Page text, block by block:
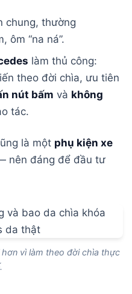
chung, thường
ôm “na ná”.
làm thủ công:
theo đời chìa, ưu tiên
nút bấm và không
tác.
là một phụ kiện xe
nên đáng để đầu tư
hơn vì làm theo đời chìa thực